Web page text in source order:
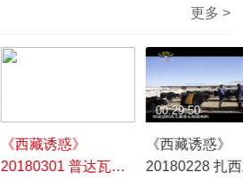
更多 >
《西藏诱惑》
20180301 普达瓦的
《西藏诱惑》
20180228 扎
00:29:50